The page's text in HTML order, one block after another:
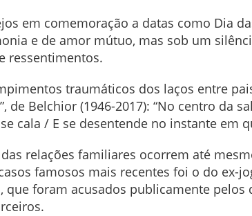
em comemoração a datas como Dia
e de amor mútuo, mas sob um
ressentimentos.
traumáticos dos laços entre
de Belchior (1946-2017): “No centro da
cala / E se desentende no instante em
relações familiares ocorrem até
famosos mais recentes foi o do ex-
que foram acusados publicamente